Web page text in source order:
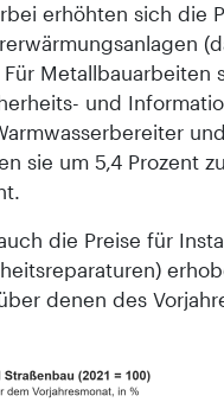
erhöhten sich die
Metallbauarbeiten
und
sie um 5,4 Prozent
die Preise für
denen des